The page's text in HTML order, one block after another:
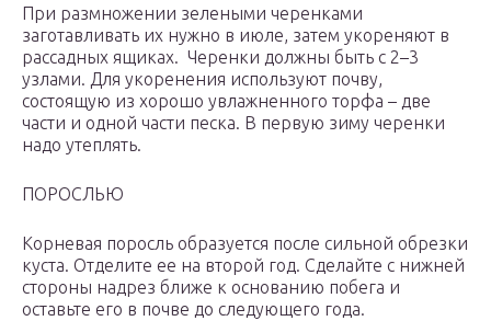
При размножении зелеными черенками
заготавливать их нужно в июле, затем укореняют в
рассадных ящиках. Черенки должны быть с 2–3
узлами. Для укоренения используют почву,
состоящую из хорошо увлажненного торфа – две
части и одной части песка. В первую зиму черенки
надо утеплять.
ПОРОСЛЬЮ
Корневая поросль образуется после сильной обрезки
куста. Отделите ее на второй год. Сделайте с нижней
стороны надрез ближе к основанию побега и
оставьте его в почве до следующего года.